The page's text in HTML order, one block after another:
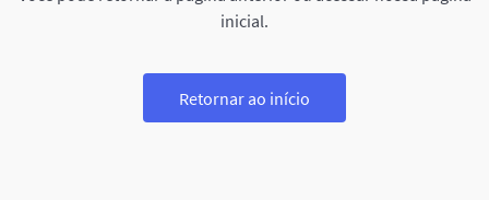
inicial.
Retornar ao início